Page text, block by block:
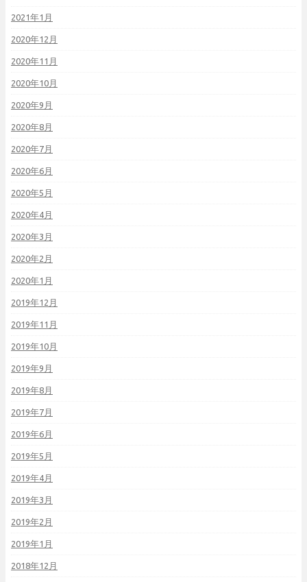
2021年1月
2020年12月
2020年11月
2020年10月
2020年9月
2020年8月
2020年7月
2020年6月
2020年5月
2020年4月
2020年3月
2020年2月
2020年1月
2019年12月
2019年11月
2019年10月
2019年9月
2019年8月
2019年7月
2019年6月
2019年5月
2019年4月
2019年3月
2019年2月
2019年1月
2018年12月